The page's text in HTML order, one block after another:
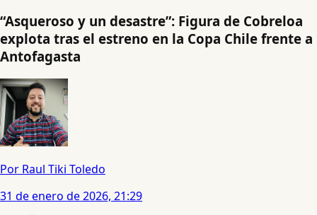
“Asqueroso y un desastre”: Figura de Cobreloa
explota tras el estreno en la Copa Chile frente a
Antofagasta
Por Raul Tiki Toledo
31 de enero de 2026, 21:29